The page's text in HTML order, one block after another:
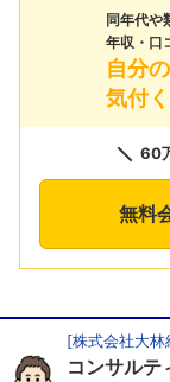
同年代や
年収・口
自分
気付
60
無料
[株式会社大林
コンサルテ